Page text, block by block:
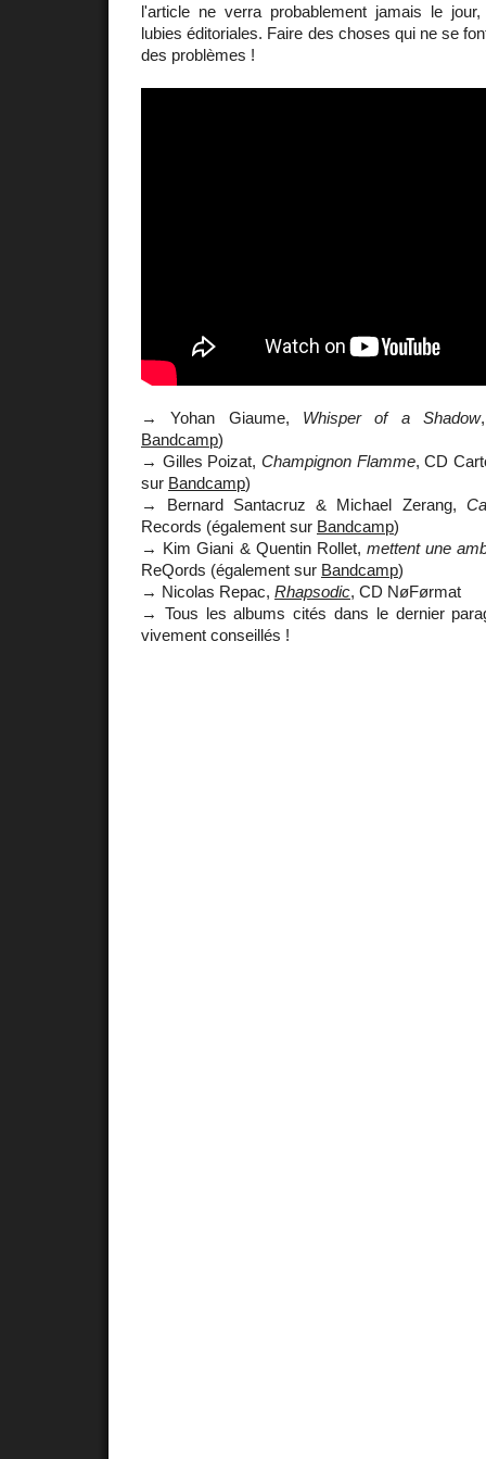
l'article ne verra probablement jamais le
lubies éditoriales. Faire des choses qui ne se
des problèmes !
→ Yohan Giaume, Whisper of a Shadow
Bandcamp)
→ Gilles Poizat, Champignon Flamme, CD
sur Bandcamp)
→ Bernard Santacruz & Michael Zerang,
Records (également sur Bandcamp)
→ Kim Giani & Quentin Rollet, mettent une
ReQords (également sur Bandcamp)
→ Nicolas Repac, Rhapsodic, CD NøFørmat
→ Tous les albums cités dans le dernier
vivement conseillés !